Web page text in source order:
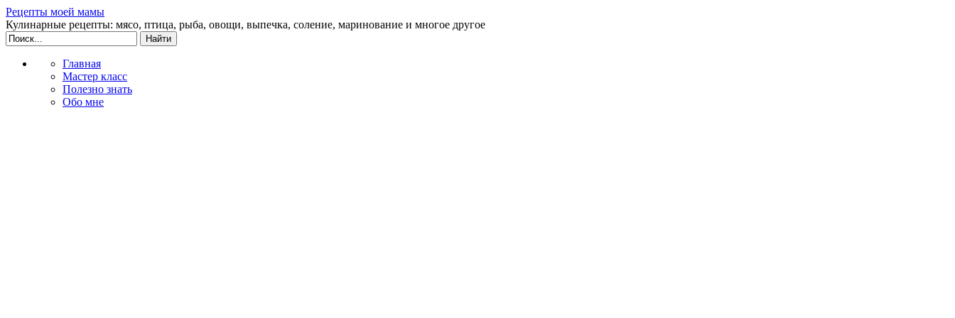
Рецепты моей мамы
Кулинарные рецепты: мясо, птица, рыба, овощи, выпечка, соление, маринование и многое другое
Главная
Мастер класс
Полезно знать
Обо мне